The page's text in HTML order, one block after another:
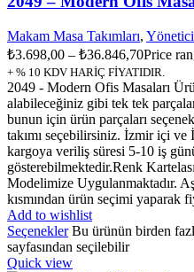
Makam Masa Takımları, Yönetici
₺3.698,00 – ₺36.846,70Price
+ % 10 KDV HARİÇ FİYATIDIR.
2049 - Modern Ofis Masaları
alabileceğiniz gibi tek tek
bunun için ürün parçaları
takımı seçebilirsiniz. İzmir içi ve
kargoya veriliş süresi 5-10 iş
gösterebilmektedir.Renk
Modelimize Uygulanmaktadır.
kısmından ürün seçimi yaparak
Add to wishlist
Seçenekler Bu ürünün birden
sayfasından seçilebilir
Quick view